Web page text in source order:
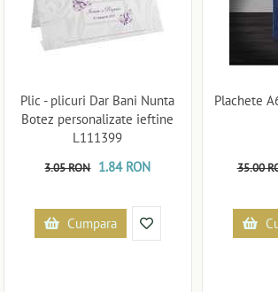
Plic - plicuri Dar Bani Nunta
Botez personalizate ieftine
L111399
3.05 RON 1.84 RON
Cumpara
Plachete
35.00